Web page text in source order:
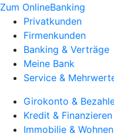
Zum OnlineBanking
Privatkunden
Firmenkunden
Banking & Verträge
Meine Bank
Service &
Girokonto &
Kredit & Finanzieren
Immobilie & Wohnen